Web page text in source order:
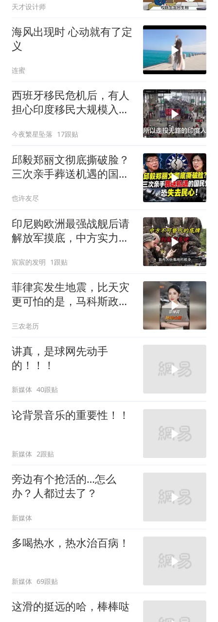
天才设计师
海风出现时 心动就有了定
义
连蜜
西班牙移民危机后，有人
担心印度移民大规模入侵
今夜繁星坠落 17跟贴
邱毅郑丽文彻底撕破脸？
三次亲手葬送机遇的国民
也许友尽
印尼购欧洲最强战舰后请
解放军摸底，中方实力几
宸宸的发明 1跟贴
菲律宾发生地震，比天灾
更可怕的是，马科斯政府
三农老历
讲真，是球网先动手
的！！！
新媒体 40跟贴
论背景音乐的重要性！！
新媒体 2跟贴
旁边有个抢活的…怎么
办？人都过去了？
新媒体
多喝热水，热水治百病！
新媒体 69跟贴
这滑的挺远的哈，棒棒哒